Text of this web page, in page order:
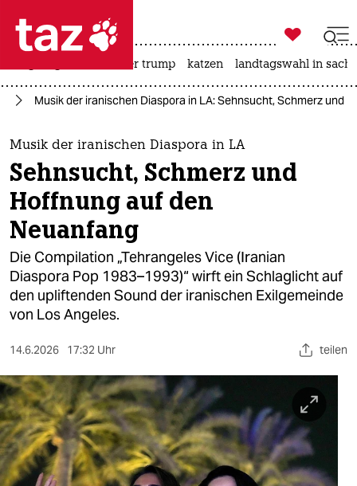
 taz zahl ich
taz zahl ich
themen
politik
öko
gesellschaft
kultur
sport
berlin
nord
wahrheit
verlag

taz zahl ich
usa unter trump katzen landtagswahl in
Musik der iranischen Diaspora in LA: Sehnsucht, Schmerz und
Musik der iranischen Diaspora in LA
Sehnsucht, Schmerz und
Hoffnung auf den
Neuanfang
Die Compilation „Tehrangeles Vice (Iranian
Diaspora Pop 1983–1993)“ wirft ein Schlaglicht auf
den upliftenden Sound der iranischen Exilgemeinde
von Los Angeles.
14.6.2026 17:32 Uhr teilen